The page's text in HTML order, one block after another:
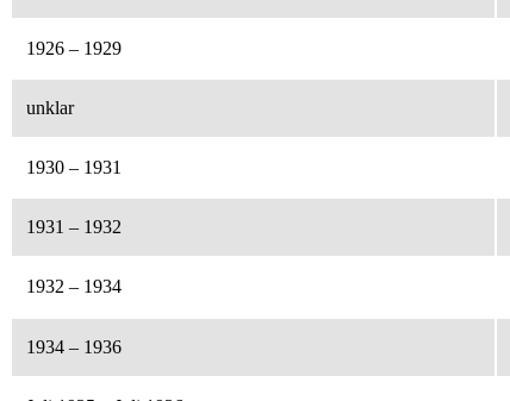
1926 – 1929
unklar
1930 – 1931
1931 – 1932
1932 – 1934
1934 – 1936